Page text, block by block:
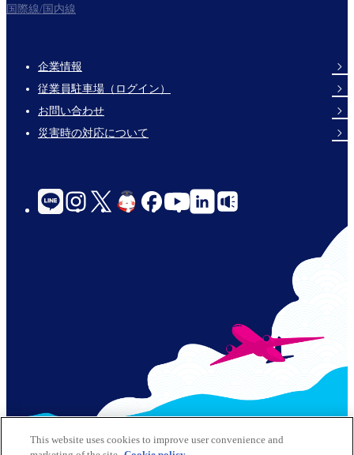
国際線/国内線
Footer
Links
企業情報
従業員駐車場（ログイン）
お問い合わせ
災害時の対応について
social-
links-
© 2026 Kansai Airports All Rights Reserved
This website uses cookies to improve user convenience and